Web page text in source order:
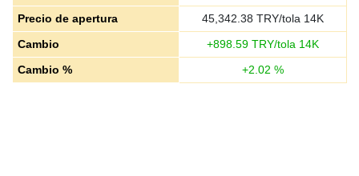
Precio de apertura
45,342.38 TRY/tola 14K
Cambio
+898.59 TRY/tola 14K
Cambio %
+2.02 %